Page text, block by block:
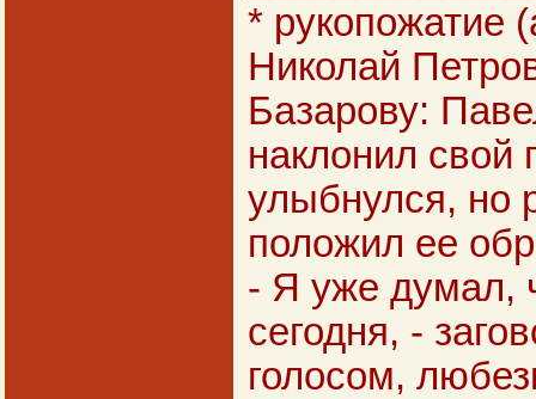
* рукопожатие
Николай
Базарову:
наклонил свой
улыбнулся, но
положил ее
- Я уже думал,
сегодня, -
голосом,